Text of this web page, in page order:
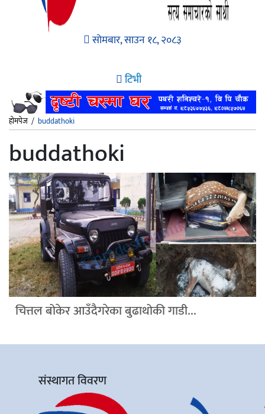
सोमबार, साउन १८, २०८३
टिभी
होमपेज / buddathoki
buddathoki
चित्तल बोकेर आउँदैगरेका बुढाथोकी गाडी...
संस्थागत विवरण